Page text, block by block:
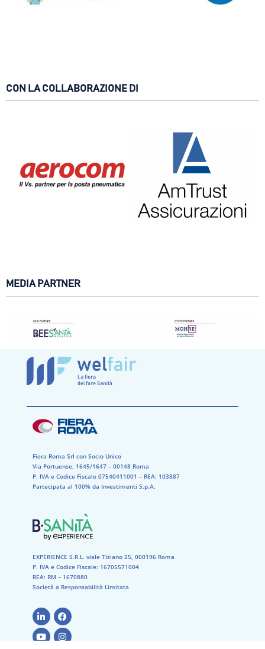
CON LA COLLABORAZIONE DI
MEDIA PARTNER
Fiera Roma Srl con Socio Unico
Via Portuense, 1645/1647 – 00148 Roma
P. IVA e Codice Fiscale 07540411001​ – REA: 103887​
Partecipata al 100% da Investimenti S.p.A.
EXPERIENCE S.R.L. viale Tiziano 25, 000196 Roma
P. IVA e Codice Fiscale: 16705571004
REA: RM – 1670880
Società a Responsabilità Limitata